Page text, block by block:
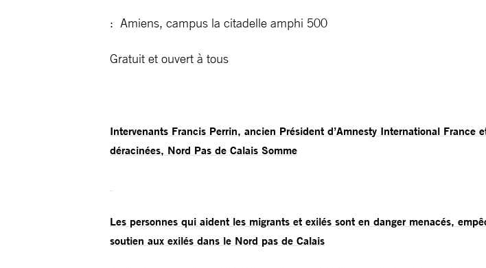
: Amiens, campus la citadelle amphi 500
Gratuit et ouvert à tous
Intervenants Francis Perrin, ancien Président d’Amnesty International France
déracinées, Nord Pas de Calais Somme
Les personnes qui aident les migrants et exilés sont en danger menacés,
soutien aux exilés dans le Nord pas de Calais